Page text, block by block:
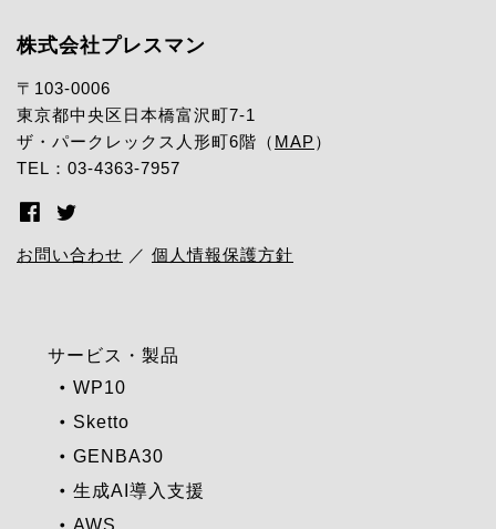
株式会社プレスマン
〒103-0006
東京都中央区日本橋富沢町7-1
ザ・パークレックス人形町6階（ MAP）
TEL：03-4363-7957
お問い合わせ ／ 個人情報保護方針
サービス・製品
WP10
Sketto
GENBA30
生成AI導入支援